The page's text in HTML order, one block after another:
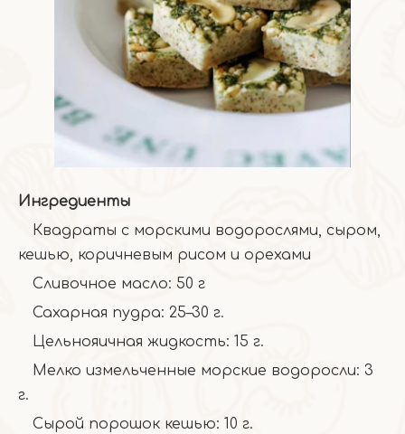
Ингредиенты
Квадраты с морскими водорослями, сыром,
кешью, коричневым рисом и орехами
Сливочное масло: 50 г
Сахарная пудра: 25–30 г.
Цельнояичная жидкость: 15 г.
Мелко измельченные морские водоросли: 3
г.
Сырой порошок кешью: 10 г.